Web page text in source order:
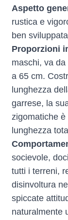
Aspetto
rustica e
ben
Proporzioni
maschi, va
a 65 cm.
lunghezza
garrese, la
zigomatiche
lunghezza
socievole,
tutti i terreni,
disinvoltura
spiccate
naturalmente